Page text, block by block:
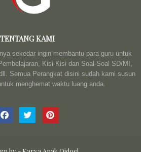
TENTANG KAMI
sekedar ingin membantu para guru untuk
Kisi-Kisi dan Soal-Soal SD/MI,
Semua Perangkat disini sudah kami susun
menghemat waktu luang anda.